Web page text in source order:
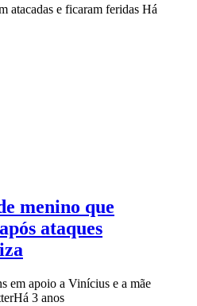
atacadas e ficaram feridas Há
menino que
ataques
em apoio a Vinícius e a mãe
Há 3 anos